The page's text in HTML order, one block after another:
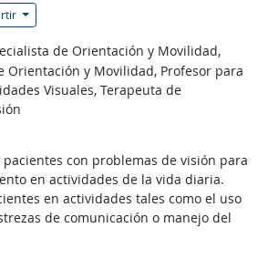
de Orientación y Movilidad,
Orientación y Movilidad, Profesor para
Visuales, Terapeuta de
con problemas de visión para
en actividades de la vida diaria.
en actividades tales como el uso
de comunicación o manejo del